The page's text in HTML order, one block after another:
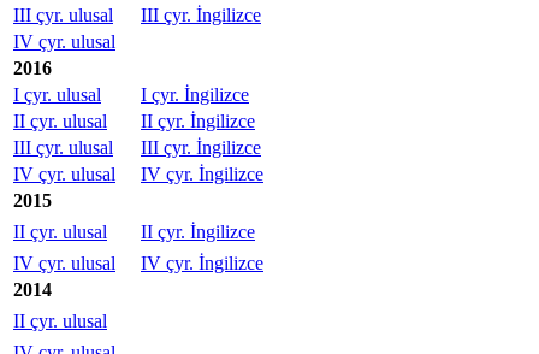
III çyr. ulusal
III çyr. İngilizce
IV çyr. ulusal
2016
I çyr. ulusal
I çyr. İngilizce
II çyr. ulusal
II çyr. İngilizce
III çyr. ulusal
III çyr. İngilizce
IV çyr. ulusal
IV çyr. İngilizce
2015
II çyr. ulusal
II çyr. İngilizce
IV çyr. ulusal
IV çyr. İngilizce
2014
II çyr. ulusal